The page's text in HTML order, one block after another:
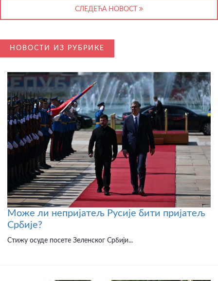
СЛЕДЕЋА НОВОСТ
НОВОСТИ ИЗ РУБРИКЕ
Може ли непријатељ Русије бити пријатељ
Србије?
Стижу осуде посете Зеленског Србији...